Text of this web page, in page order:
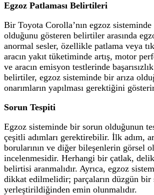
Egzoz Patlaması Belirtileri
Bir Toyota Corolla’nın egzoz
olduğunu gösteren belirtiler arasında
anormal sesler, özellikle patlama veya
aracın yakıt tüketiminde artış, motor
ve aracın emisyon testlerinde
belirtiler, egzoz sisteminde bir arıza
onarımların yapılması gerektiğini
Sorun Tespiti
Egzoz sisteminde bir sorun olduğunun
çeşitli adımları gerektirebilir. İlk adım,
borularının ve diğer bileşenlerin görsel
incelenmesidir. Herhangi bir çatlak,
belirtisi aranmalıdır. Ayrıca, egzoz
dikkat edilmelidir; parçaların düzgün bir
yerleştirildiğinden emin olunmalıdır.